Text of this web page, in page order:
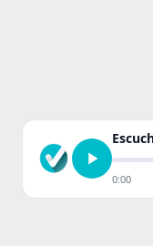
0:00